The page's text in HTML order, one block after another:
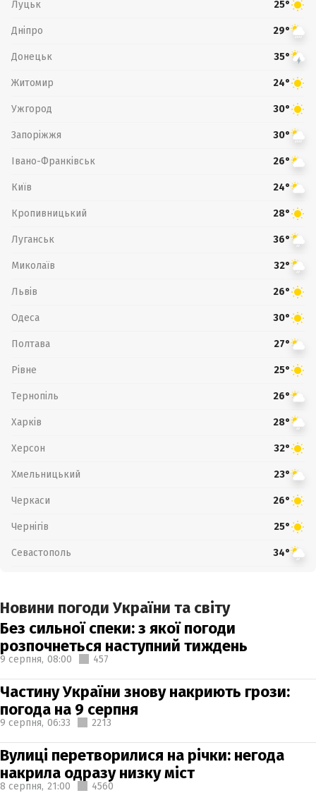
Луцьк 25°
Дніпро 29°
Донецьк 35°
Житомир 24°
Ужгород 30°
Запоріжжя 30°
Івано-Франківськ 26°
Київ 24°
Кропивницький 28°
Луганськ 36°
Миколаїв 32°
Львів 26°
Одеса 30°
Полтава 27°
Рівне 25°
Тернопіль 26°
Харків 28°
Херсон 32°
Хмельницький 23°
Черкаси 26°
Чернігів 25°
Севастополь 34°
Новини погоди України та світу
Без сильної спеки: з якої погоди
розпочнеться наступний тиждень
9 серпня, 08:00 457
Частину України знову накриють грози:
погода на 9 серпня
9 серпня, 06:33 2213
Вулиці перетворилися на річки: негода
накрила одразу низку міст
8 серпня, 21:00 4560